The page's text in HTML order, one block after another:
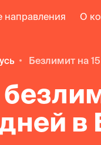
направления О
безлимит на
в